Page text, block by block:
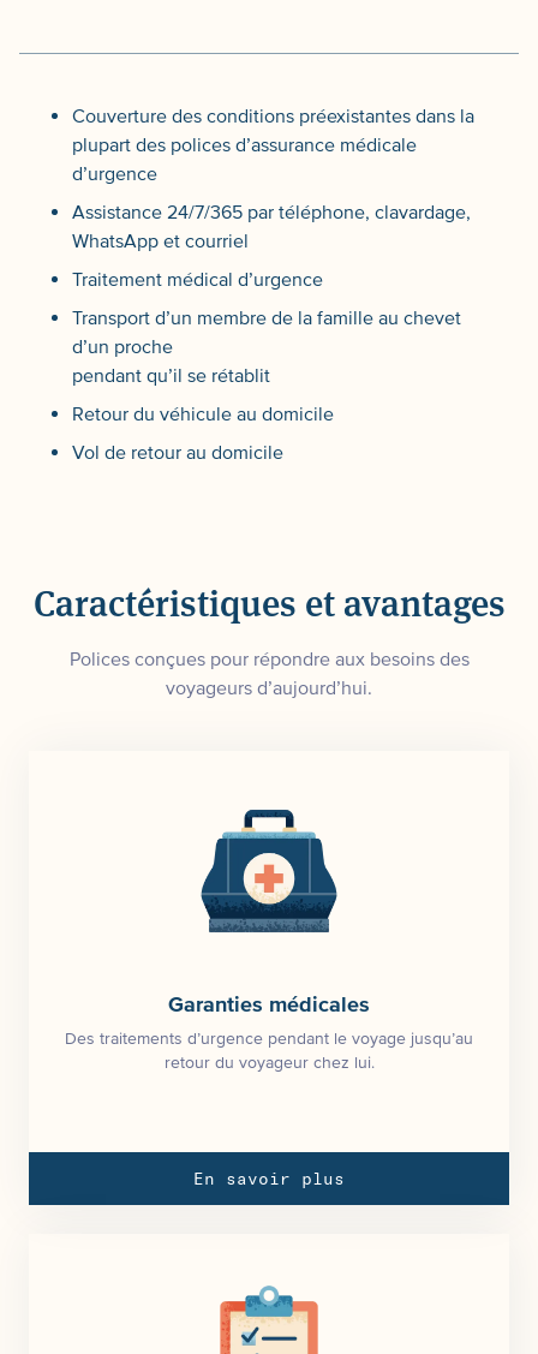
Couverture des conditions préexistantes dans la
plupart des polices d’assurance médicale
d’urgence
Assistance 24/7/365 par téléphone, clavardage,
WhatsApp et courriel
Traitement médical d’urgence
Transport d’un membre de la famille au chevet
d’un proche
pendant qu’il se rétablit
Retour du véhicule au domicile
Vol de retour au domicile
Caractéristiques et avantages
Polices conçues pour répondre aux besoins des
voyageurs d’aujourd’hui.
Garanties médicales
Des traitements d’urgence pendant le voyage jusqu’au
retour du voyageur chez lui.
En savoir plus